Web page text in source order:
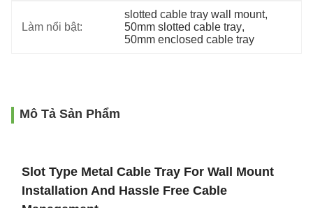
Làm nổi bật:
slotted cable tray wall mount,
50mm slotted cable tray,
50mm enclosed cable tray
Mô Tả Sản Phẩm
Slot Type Metal Cable Tray For Wall Mount
Installation And Hassle Free Cable